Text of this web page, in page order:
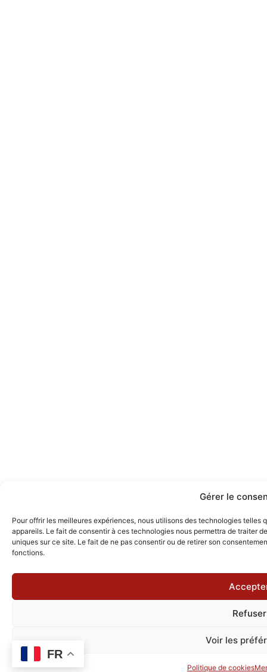
Gérer le
Pour offrir les meilleures expériences, nous utilisons des technologies
appareils. Le fait de consentir à ces technologies nous permettra de traiter
uniques sur ce site. Le fait de ne pas consentir ou de retirer son
fonctions.
Refuser
Voir les
Politique de cookies
FR